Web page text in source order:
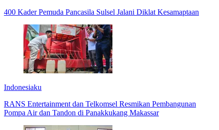
400 Kader Pemuda Pancasila Sulsel Jalani Diklat Kesamaptaan
Indonesiaku
RANS Entertainment dan Telkomsel Resmikan Pembangunan
Pompa Air dan Tandon di Panakkukang Makassar